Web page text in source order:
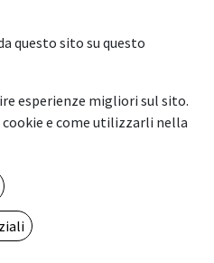
questo sito su questo
esperienze migliori sul sito.
e come utilizzarli nella